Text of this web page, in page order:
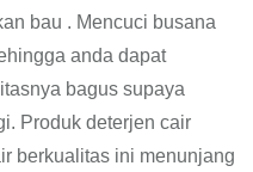
bau . Mencuci busana
anda dapat
bagus supaya
Produk deterjen cair
berkualitas ini menunjang